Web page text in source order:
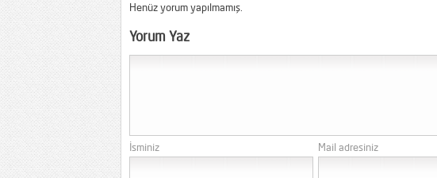
Henüz yorum yapılmamış.
Yorum Yaz
İsminiz Mail adresiniz